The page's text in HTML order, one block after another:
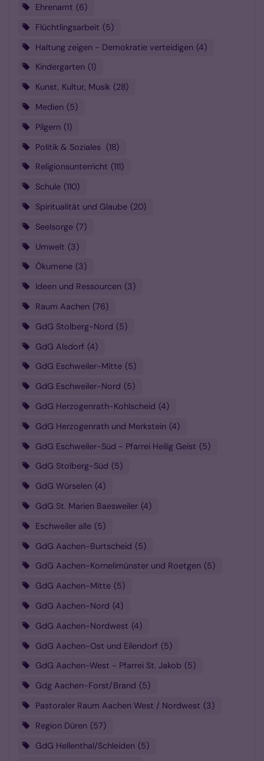
Ehrenamt 6
Flüchtlingsarbeit 5
Haltung zeigen - Demokratie verteidigen 4
Kindergarten 1
Kunst, Kultur, Musik 28
Medien 5
Pilgern 1
Politik & Soziales
18
Religionsunterricht
111
Schule 110
Spiritualität und Glaube 20
Seelsorge 7
Umwelt 3
Ökumene
3
Ideen und Ressourcen 3
Raum Aachen 76
GdG Stolberg-Nord 5
GdG Alsdorf 4
GdG Eschweiler-Mitte
5
GdG Eschweiler-Nord 5
GdG Herzogenrath-Kohlscheid 4
GdG Herzogenrath und Merkstein 4
GdG Eschweiler-Süd - Pfarrei Heilig Geist 5
GdG Stolberg-Süd
5
GdG Würselen 4
GdG St. Marien Baesweiler 4
Eschweiler alle 5
GdG Aachen-Burtscheid 5
GdG Aachen-Kornelimünster und Roetgen
5
GdG Aachen-Mitte 5
GdG Aachen-Nord 4
GdG Aachen-Nordwest 4
GdG Aachen-Ost und Eilendorf 5
GdG Aachen-West - Pfarrei St. Jakob
5
Gdg Aachen-Forst/Brand 5
Pastoraler Raum Aachen West / Nordwest 3
Region Düren 57
GdG Hellenthal/Schleiden 5